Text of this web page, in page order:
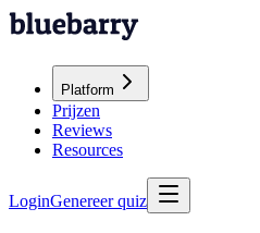
Platform
Prijzen
Reviews
Resources
LoginGenereer quiz